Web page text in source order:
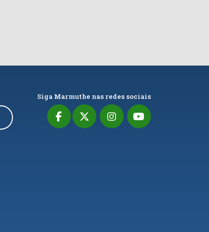
Siga Marmuthe nas redes sociais